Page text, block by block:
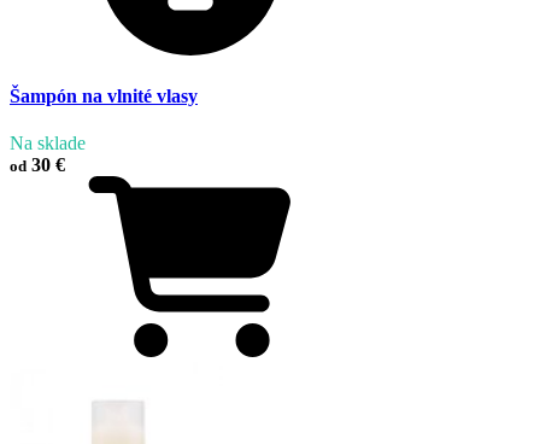
Šampón na vlnité vlasy
Na sklade
od 30 €